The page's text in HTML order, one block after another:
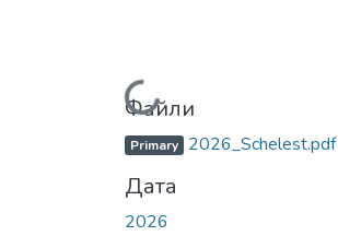
Вантажиться...
Файли
Primary 2026_Schelest.pdf
Дата
2026